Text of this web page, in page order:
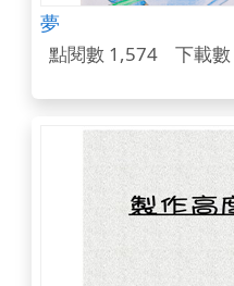
夢
點閱數 1,574 下載